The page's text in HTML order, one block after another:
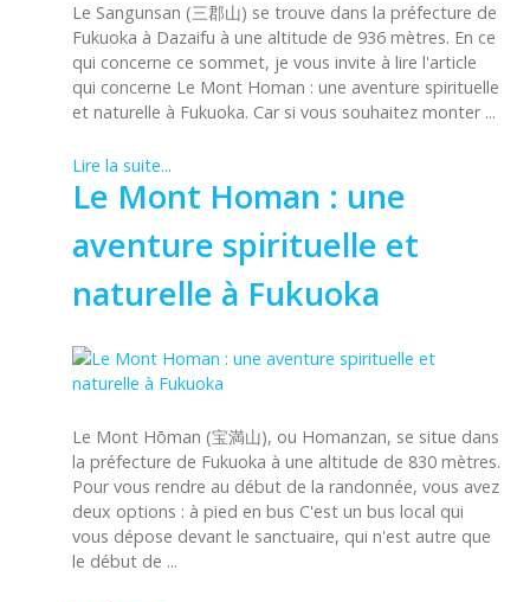
Le Sangunsan (三郡山) se trouve dans la préfecture de
Fukuoka à Dazaifu à une altitude de 936 mètres. En ce
qui concerne ce sommet, je vous invite à lire l'article
qui concerne Le Mont Homan : une aventure spirituelle
et naturelle à Fukuoka. Car si vous souhaitez monter ...
Lire la suite...
Le Mont Homan : une
aventure spirituelle et
naturelle à Fukuoka
Le Mont Hōman (宝満山), ou Homanzan, se situe dans
la préfecture de Fukuoka à une altitude de 830 mètres.
Pour vous rendre au début de la randonnée, vous avez
deux options : à pied en bus C'est un bus local qui
vous dépose devant le sanctuaire, qui n'est autre que
le début de ...